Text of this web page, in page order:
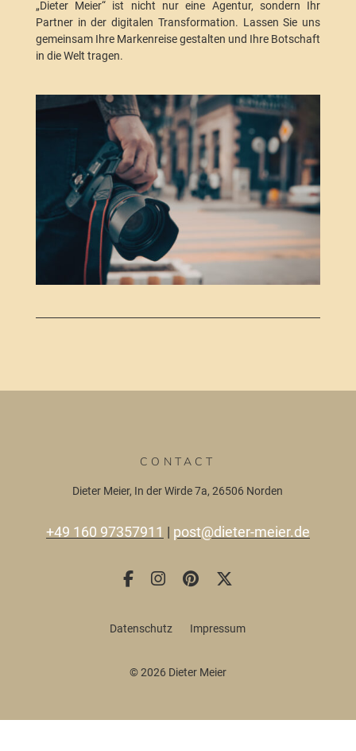
„Dieter Meier“ ist nicht nur eine Agentur, sondern Ihr
Partner in der digitalen Transformation. Lassen Sie uns
gemeinsam Ihre Markenreise gestalten und Ihre Botschaft
in die Welt tragen.
CONTACT
Dieter Meier, In der Wirde 7a, 26506 Norden
+49 160 97357911 | post@dieter-meier.de
Datenschutz Impressum
©2026 Dieter Meier